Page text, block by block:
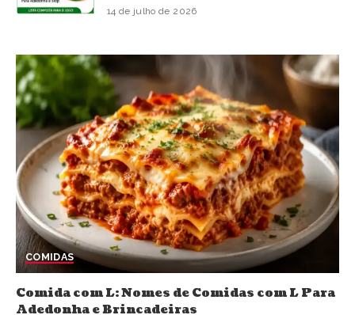
14 de julho de 2026
COMIDAS
Comida com L: Nomes de Comidas com L Para
Adedonha e Brincadeiras